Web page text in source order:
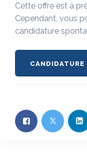
Cette offre est à
Cependant, vous
candidature
CANDIDATURE